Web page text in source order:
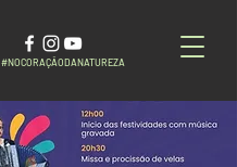
#NOCORAÇÃODANATUREZA